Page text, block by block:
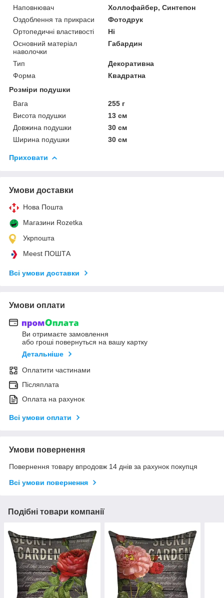
Наповнювач
Холлофайбер, Синтепон
Оздоблення та прикраси
Фотодрук
Ортопедичні властивості
Ні
Основний матеріал
наволочки
Габардин
Тип
Декоративна
Форма
Квадратна
Розміри подушки
Вага
255 г
Висота подушки
13 см
Довжина подушки
30 см
Ширина подушки
30 см
Приховати
Умови доставки
Нова Пошта
Магазини Rozetka
Укрпошта
Meest ПОШТА
Всі умови доставки
Умови оплати
Ви отримаєте замовлення
або гроші повернуться на вашу картку
Детальніше
Оплатити частинами
Післяплата
Оплата на рахунок
Всі умови оплати
Умови повернення
Повернення товару впродовж 14 днів за рахунок покупця
Всі умови повернення
Подібні товари компанії